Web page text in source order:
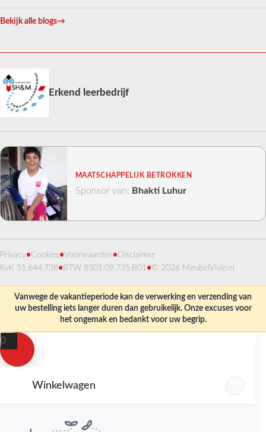
Bekijk alle blogs→
Erkend leerbedrijf
MAATSCHAPPELIJK BETROKKEN
Sponsor van: Bhakti Luhur
Privacy•Cookies•Voorwaarden• Disclaimer
KvK 51.644.738• BTW 8501.09.735.B01 •© 2026 MeubelVisie.nl
Vanwege de vakantieperiode kan de verwerking en verzending van
uw bestelling iets langer duren dan gebruikelijk. Onze excuses voor
het ongemak en bedankt voor uw begrip.
0
Winkelwagen